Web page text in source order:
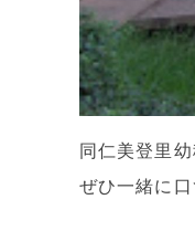
同仁美登里
ぜひ一緒に口